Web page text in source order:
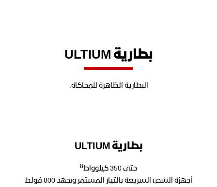
بطارية ULTIUM
البطارية الظاهرة للمحاكاة.
بطارية ULTIUM
حتى350كيلوواط8
أجهزة الشحن السريعة بالتيار المستمر وبجهد 800 فولط